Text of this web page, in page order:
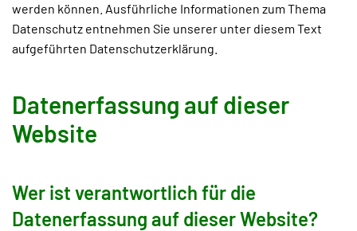
werden können. Ausführliche Informationen zum Thema
Datenschutz entnehmen Sie unserer unter diesem Text
aufgeführten Datenschutzerklärung.
Datenerfassung auf dieser
Website
Wer ist verantwortlich für die
Datenerfassung auf dieser Website?